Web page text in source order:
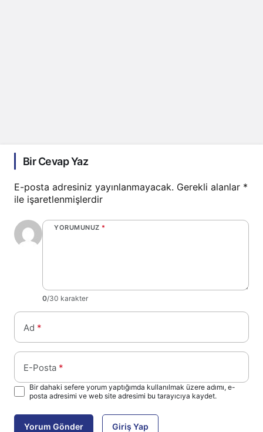
Bir Cevap Yaz
E-posta adresiniz yayınlanmayacak. Gerekli alanlar *
ile işaretlenmişlerdir
YORUMUNUZ *
0/30 karakter
Ad *
E-Posta *
Bir dahaki sefere yorum yaptığımda kullanılmak üzere adımı, e-
posta adresimi ve web site adresimi bu tarayıcıya kaydet.
Yorum Gönder Giriş Yap